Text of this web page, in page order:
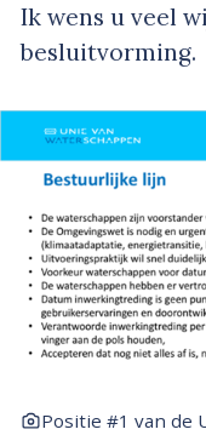
Ik wens u veel
besluitvorming.
Positie #1 van de